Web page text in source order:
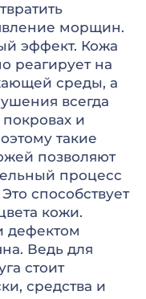
морщин.
эффект. Кожа
реагирует на
среды, а
всегда
и
такие
позволяют
процесс
способствует
кожи.
дефектом
Ведь для
стоит
средства и